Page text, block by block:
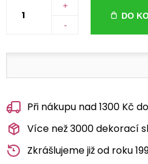
+
-
DO
Při nákupu nad 1300 Kč
Více než 3000 dekorací
Zkrášlujeme již od roku